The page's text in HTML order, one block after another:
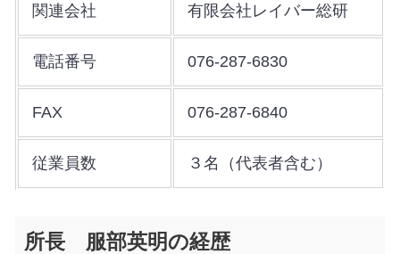
関連会社 有限会社レイバー総研
電話番号 076-287-6830
FAX 076-287-6840
従業員数 ３名（代表者含む）
所長 服部英明の経歴